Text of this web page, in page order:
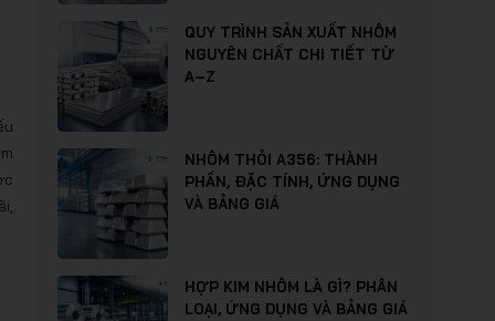
QUY TRÌNH SẢN XUẤT NHÔM
NGUYÊN CHẤT CHI TIẾT TỪ
A–Z
NHÔM THỎI A356: THÀNH
PHẦN, ĐẶC TÍNH, ỨNG DỤNG
VÀ BẢNG GIÁ
HỢP KIM NHÔM LÀ GÌ? PHÂN
LOẠI, ỨNG DỤNG VÀ BẢNG GIÁ